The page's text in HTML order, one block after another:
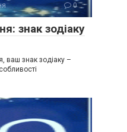
0
знак зодіаку
ваш знак зодіаку –